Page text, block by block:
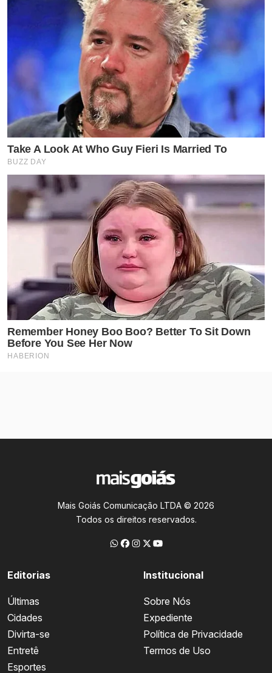
Mais Goiás Comunicação LTDA © 2026
Todos os direitos reservados.
Editorias
Últimas
Cidades
Divirta-se
Entretê
Esportes
Institucional
Sobre Nós
Expediente
Política de Privacidade
Termos de Uso